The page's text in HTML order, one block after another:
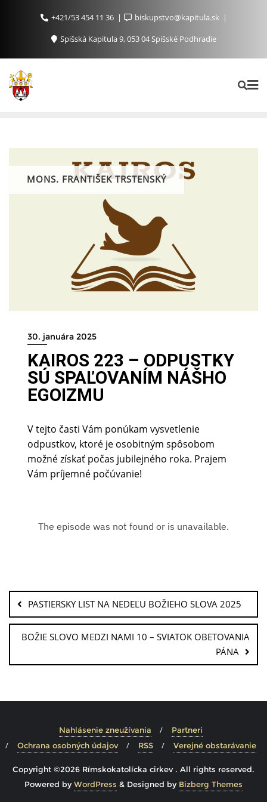
+421/53 454 11 36
biskupstvo@kapitula.sk
Spišská Kapitula 9, 053 04 Spišské Podhradie
MONS. FRANTIŠEK TRSTENSKÝ
30. januára 2025
KAIROS 223 – ODPUSTKY
SÚ SPAĽOVANÍM NÁŠHO
EGOIZMU
V tejto časti Vám ponúkam vysvetlenie
odpustkov, ktoré je osobitným spôsobom
možné získať počas jubilejného roka. Prajem
Vám príjemné počúvanie!
PASTIERSKY LIST NA NEDEĽU BOŽIEHO SLOVA 2025
BOŽIE SLOVO MEDZI NAMI 10 – SVIATOK OBETOVANIA
PÁNA
Nahlásenie zneužívania
Partneri
Ochrana osobných údajov
RSS Verejné obstarávanie
Copyright ©2026 Rímskokatolícka cirkev . All rights reserved.
Powered byWordPress & Designed by Bizberg Themes